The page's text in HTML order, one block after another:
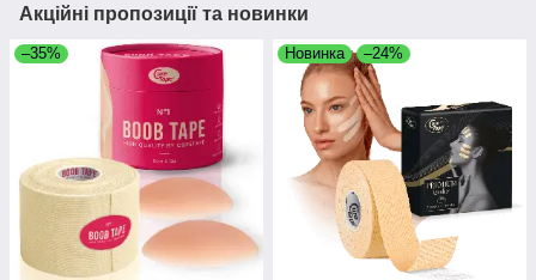
Акційні пропозиції та новинки
–35% Новинка –24%